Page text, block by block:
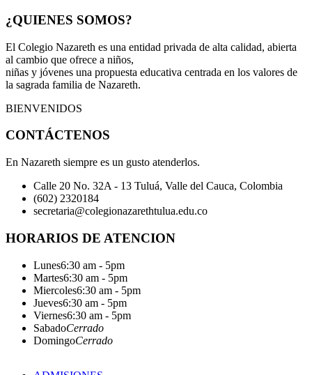
¿QUIENES SOMOS?
El Colegio Nazareth es una entidad privada de alta calidad, abierta
al cambio que ofrece a niños,
niñas y jóvenes una propuesta educativa centrada en los valores de
la sagrada familia de Nazareth.
BIENVENIDOS
CONTÁCTENOS
En Nazareth siempre es un gusto atenderlos.
Calle 20 No. 32A - 13 Tuluá, Valle del Cauca, Colombia
(602) 2320184
secretaria@colegionazarethtulua.edu.co
HORARIOS DE ATENCION
Lunes6:30 am - 5pm
Martes6:30 am - 5pm
Miercoles6:30 am - 5pm
Jueves6:30 am - 5pm
Viernes6:30 am - 5pm
SabadoCerrado
DomingoCerrado